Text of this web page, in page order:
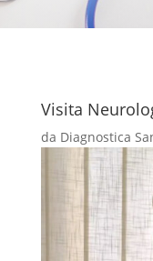
Visita
da Diagnostica